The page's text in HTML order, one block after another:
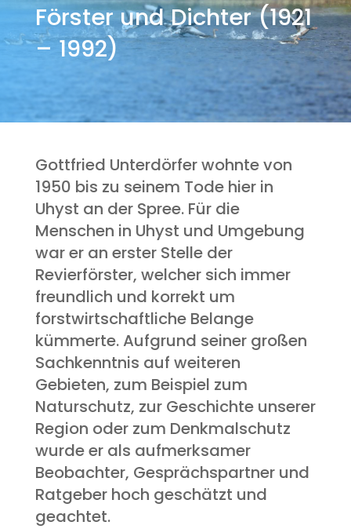
Förster und Dichter (1921
– 1992)
Gottfried Unterdörfer wohnte von
1950 bis zu seinem Tode hier in
Uhyst an der Spree. Für die
Menschen in Uhyst und Umgebung
war er an erster Stelle der
Revierförster, welcher sich immer
freundlich und korrekt um
forstwirtschaftliche Belange
kümmerte. Aufgrund seiner großen
Sachkenntnis auf weiteren
Gebieten, zum Beispiel zum
Naturschutz, zur Geschichte unserer
Region oder zum Denkmalschutz
wurde er als aufmerksamer
Beobachter, Gesprächspartner und
Ratgeber hoch geschätzt und
geachtet.